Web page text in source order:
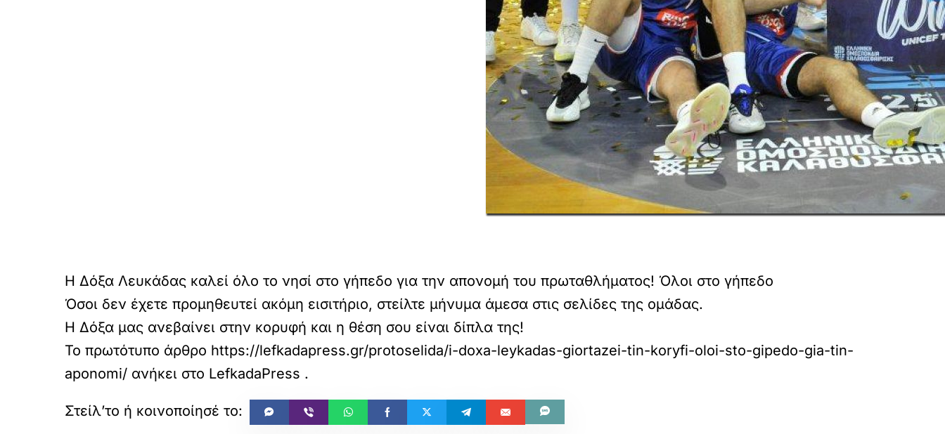
Η Δόξα Λευκάδας καλεί όλο το νησί στο γήπεδο για την απονομή του πρωταθλήματος! Όλοι στο γήπεδο
Όσοι δεν έχετε προμηθευτεί ακόμη εισιτήριο, στείλτε μήνυμα άμεσα στις σελίδες της ομάδας.
Η Δόξα μας ανεβαίνει στην κορυφή και η θέση σου είναι δίπλα της!
Το πρωτότυπο άρθρο https://lefkadapress.gr/protoselida/i-doxa-leykadas-giortazei-tin-koryfi-oloi-sto-gipedo-gia-tin-
aponomi/ ανήκει στο LefkadaPress .